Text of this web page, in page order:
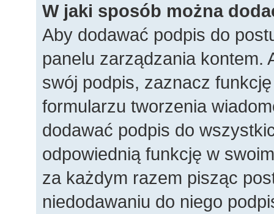
W jaki sposób można
Aby dodawać podpis do
panelu zarządzania kontem.
swój podpis, zaznacz
formularzu tworzenia
dodawać podpis do
odpowiednią funkcję w
za każdym razem pisząc
niedodawaniu do niego